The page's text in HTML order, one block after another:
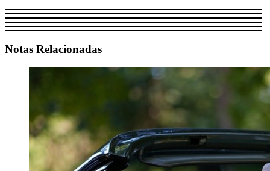
Notas Relacionadas